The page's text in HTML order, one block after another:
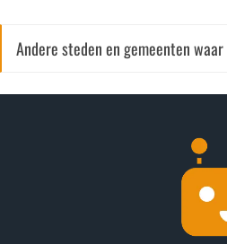
Andere steden en gemeenten